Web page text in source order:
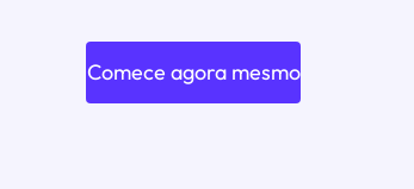
Comece agora mesmo